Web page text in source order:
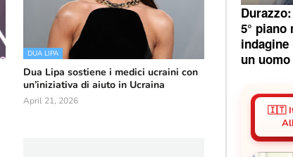
DUA LIPA
Dua Lipa sostiene i medici ucraini con
un’iniziativa di aiuto in Ucraina
April 21, 2026
5°
un
🇮🇹